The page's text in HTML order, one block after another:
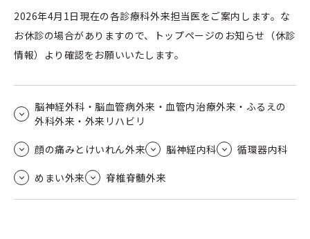
2026年4月1日現在の各診療科外来担当医をご案内します。な
お休診の場合がありますので、トップページのお知らせ（休診
情報）より確認をお願いいたします。
脳神経外科・脳血管病外来・血管内治療外来・ふるえの
外科外来・外来リハビリ
顔の痛みとけいれん外来 脳神経内科 循環器内科
めまい外来 脊椎脊髄外来